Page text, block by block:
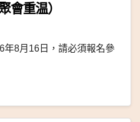
會重温）
年8月16日，請必須報名參